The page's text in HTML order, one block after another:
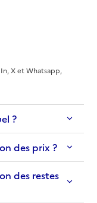
X et Whatsapp,
?
des prix ?
des restes